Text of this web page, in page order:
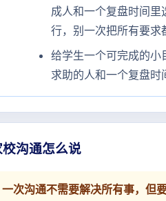
成人和一个复盘时间里
行，别一次把所有要求
给学生一个可完成的小
求助的人和一个复盘时
校沟通怎么说
一次沟通不需要解决所有事，但